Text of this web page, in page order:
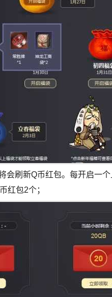
会刷新Q币红包。每开启一
红包2个；